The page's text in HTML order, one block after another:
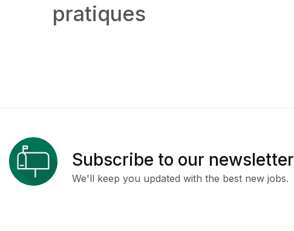
pratiques
Subscribe to our newsletter
We'll keep you updated with the best new jobs.